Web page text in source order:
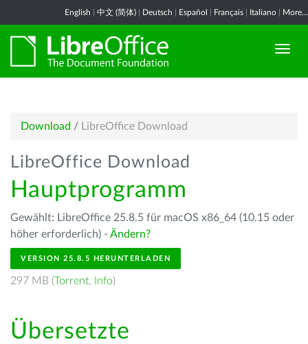
English 中文 (简体) Deutsch Español Français Italiano More...
Download / LibreOffice Download
LibreOffice Download
Hauptprogramm
Gewählt: LibreOffice 25.8.5 für macOS x86_64 (10.15 oder
höher erforderlich) - Ändern?
VERSION 25.8.5 HERUNTERLADEN
297 MB (Torrent, Info)
Übersetzte